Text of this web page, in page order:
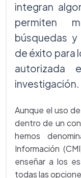
integran
permiten
búsquedas
de éxito para
autorizada
investigación.
Aunque el uso
dentro de un
hemos
Información
enseñar a los
todas las